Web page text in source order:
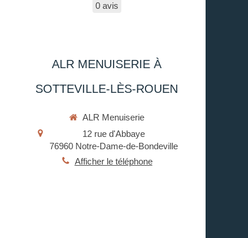
0 avis
ALR MENUISERIE À
SOTTEVILLE-LÈS-ROUEN
ALR Menuiserie
12 rue d'Abbaye
76960 Notre-Dame-de-Bondeville
Afficher le téléphone